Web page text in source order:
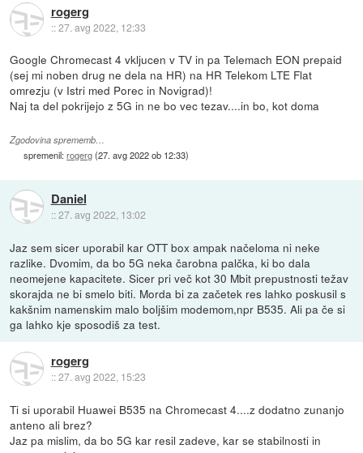
rogerg
::27. avg 2022, 12:33
Google Chromecast 4 vkljucen v TV in pa Telemach EON prepaid
(sej mi noben drug ne dela na HR) na HR Telekom LTE Flat
omrezju (v Istri med Porec in Novigrad)!
Naj ta del pokrijejo z 5G in ne bo vec tezav....in bo, kot doma
Zgodovina sprememb…
spremenil:rogerg(27. avg 2022 ob 12:33)
Daniel
::27. avg 2022, 13:02
Jaz sem sicer uporabil kar OTT box ampak načeloma ni neke
razlike. Dvomim, da bo 5G neka čarobna palčka, ki bo dala
neomejene kapacitete. Sicer pri več kot 30 Mbit prepustnosti težav
skorajda ne bi smelo biti. Morda bi za začetek res lahko poskusil s
kakšnim namenskim malo boljšim modemom,npr B535. Ali pa če si
ga lahko kje sposodiš za test.
rogerg
::27. avg 2022, 15:23
Ti si uporabil Huawei B535 na Chromecast 4....z dodatno zunanjo
anteno ali brez?
Jaz pa mislim, da bo 5G kar resil zadeve, kar se stabilnosti in